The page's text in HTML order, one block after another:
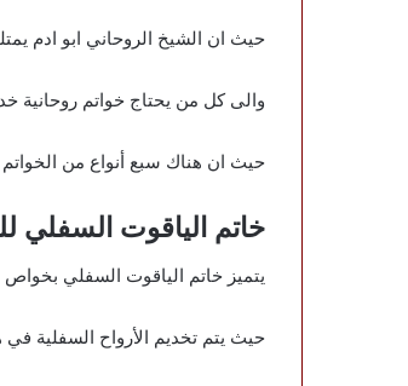
حيث ان الشيخ الروحاني ابو ادم
والى كل من يحتاج خواتم روحانية
حيث ان هناك سبع أنواع من
خاتم الياقوت السفلي
يتميز خاتم الياقوت السفلي
حيث يتم تخديم الأرواح السفلية في